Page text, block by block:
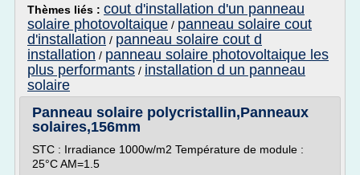
Thèmes liés : cout d'installation d'un panneau
solaire photovoltaique / panneau solaire cout
d'installation / panneau solaire cout d
installation / panneau solaire photovoltaique les
plus performants / installation d un panneau
solaire
Panneau solaire polycristallin,Panneaux
solaires,156mm
STC : Irradiance 1000w/m2 Température de module :
25°C AM=1.5